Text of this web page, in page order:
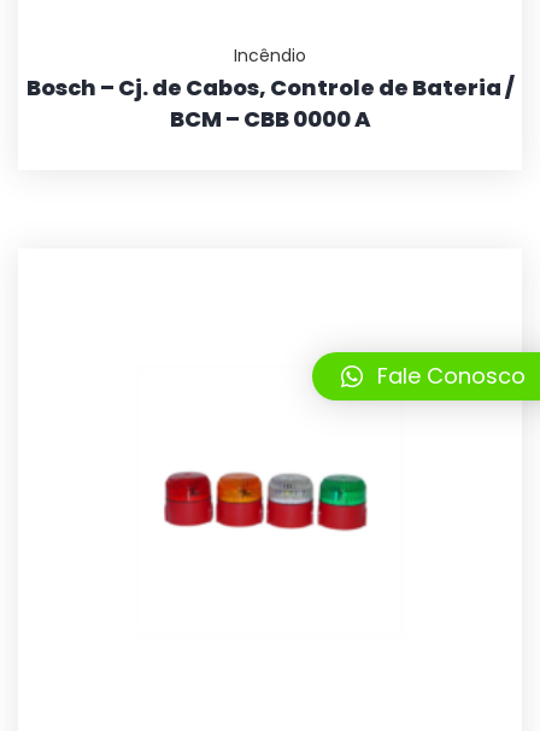
Incêndio
Bosch – Cj. de Cabos, Controle de Bateria /
BCM – CBB 0000 A
Fale Conosco